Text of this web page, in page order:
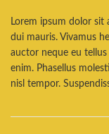
Lorem ipsum dolor sit
dui mauris. Vivamus
auctor neque eu
enim. Phasellus
nisl tempor.